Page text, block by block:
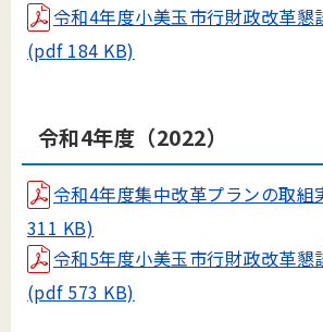
令和4年度小美玉市行財政改革懇
(pdf 184 KB)
令和4年度（2022）
令和4年度集中改革プランの取
311 KB)
令和5年度小美玉市行財政改革懇
(pdf 573 KB)